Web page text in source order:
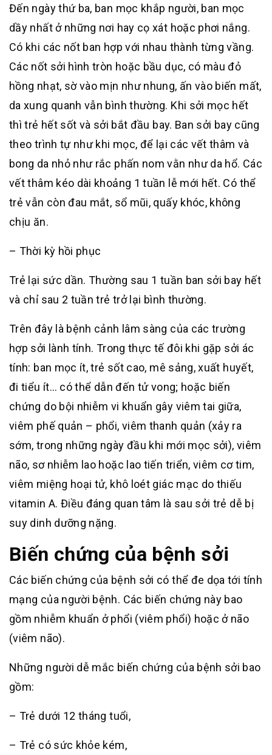
Đến ngày thứ ba, ban mọc khắp người, ban mọc
dầy nhất ở những nơi hay cọ xát hoặc phơi nắng.
Có khi các nốt ban hợp với nhau thành từng vầng.
Các nốt sởi hình tròn hoặc bầu dục, có màu đỏ
hồng nhạt, sờ vào mịn như nhung, ấn vào biến mất,
da xung quanh vẫn bình thường. Khi sởi mọc hết
thì trẻ hết sốt và sởi bắt đầu bay. Ban sởi bay cũng
theo trình tự như khi mọc, để lại các vết thâm và
bong da nhỏ như rắc phấn nom vằn như da hổ. Các
vết thâm kéo dài khoảng 1 tuần lễ mới hết. Có thể
trẻ vẫn còn đau mắt, sổ mũi, quấy khóc, không
chịu ăn.
– Thời kỳ hồi phục
Trẻ lại sức dần. Thường sau 1 tuần ban sởi bay hết
và chỉ sau 2 tuần trẻ trở lại bình thường.
Trên đây là bệnh cảnh lâm sàng của các trường
hợp sởi lành tính. Trong thực tế đôi khi gặp sởi ác
tính: ban mọc ít, trẻ sốt cao, mê sảng, xuất huyết,
đi tiểu ít… có thể dẫn đến tử vong; hoặc biến
chứng do bội nhiễm vi khuẩn gây viêm tai giữa,
viêm phế quản – phổi, viêm thanh quản (xảy ra
sớm, trong những ngày đầu khi mới mọc sởi), viêm
não, sơ nhiễm lao hoặc lao tiến triển, viêm cơ tim,
viêm miệng hoại tử, khô loét giác mạc do thiếu
vitamin A. Điều đáng quan tâm là sau sởi trẻ dễ bị
suy dinh dưỡng nặng.
Biến chứng của bệnh sởi
Các biến chứng của bệnh sởi có thể đe dọa tới tính
mạng của người bệnh. Các biến chứng này bao
gồm nhiễm khuẩn ở phổi (viêm phổi) hoặc ở não
(viêm não).
Những người dễ mắc biến chứng của bệnh sởi bao
gồm:
– Trẻ dưới 12 tháng tuổi,
– Trẻ có sức khỏe kém,